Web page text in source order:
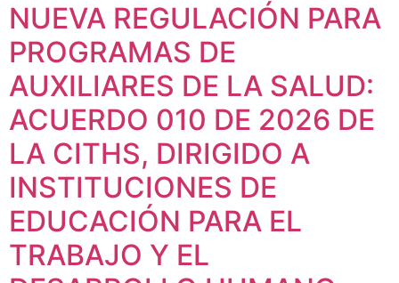
NUEVA REGULACIÓN PARA
PROGRAMAS DE
AUXILIARES DE LA SALUD:
ACUERDO 010 DE 2026 DE
LA CITHS, DIRIGIDO A
INSTITUCIONES DE
EDUCACIÓN PARA EL
TRABAJO Y EL